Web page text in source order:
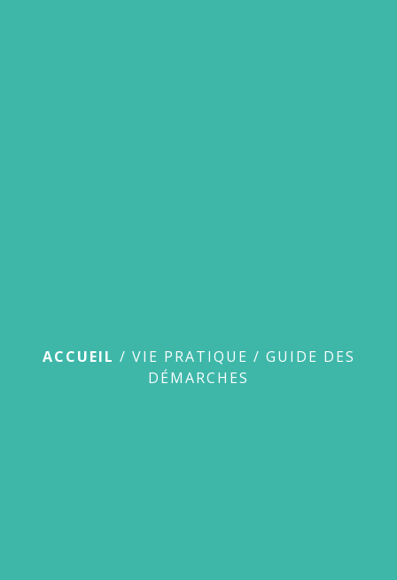
ACCUEIL / VIE PRATIQUE / GUIDE DES
DÉMARCHES